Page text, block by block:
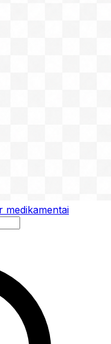
medikamentai